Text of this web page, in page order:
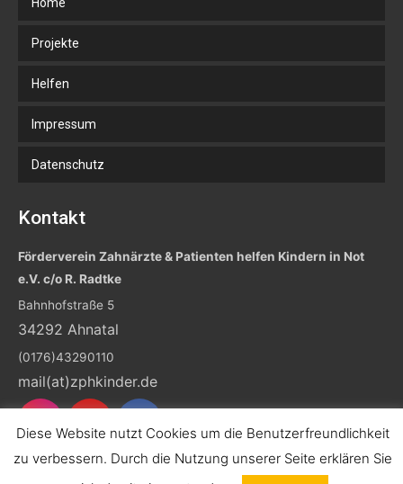
Projekte
Helfen
Impressum
Datenschutz
Kontakt
Förderverein Zahnärzte & Patienten helfen Kindern in Not
e.V. c/o R. Radtke
Bahnhofstraße 5
34292 Ahnatal
(0176)43290110
mail(at)zphkinder.de
Diese Website nutzt Cookies um die Benutzerfreundlichkeit
zu verbessern. Durch die Nutzung unserer Seite erklären Sie